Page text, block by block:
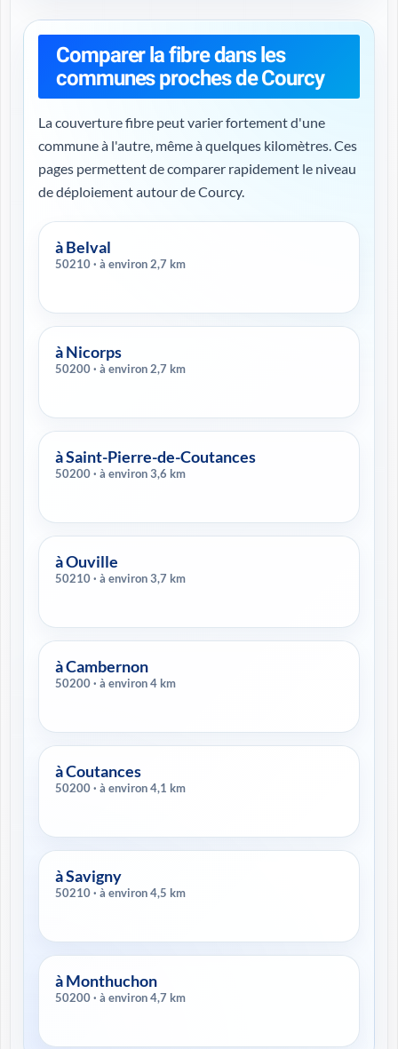
Comparer la fibre dans les
communes proches de Courcy
La couverture fibre peut varier fortement d'une
commune à l'autre, même à quelques kilomètres. Ces
pages permettent de comparer rapidement le niveau
de déploiement autour de Courcy.
à Belval
50210 · à environ 2,7 km
à Nicorps
50200 · à environ 2,7 km
à Saint-Pierre-de-Coutances
50200 · à environ 3,6 km
à Ouville
50210 · à environ 3,7 km
à Cambernon
50200 · à environ 4 km
à Coutances
50200 · à environ 4,1 km
à Savigny
50210 · à environ 4,5 km
à Monthuchon
50200 · à environ 4,7 km